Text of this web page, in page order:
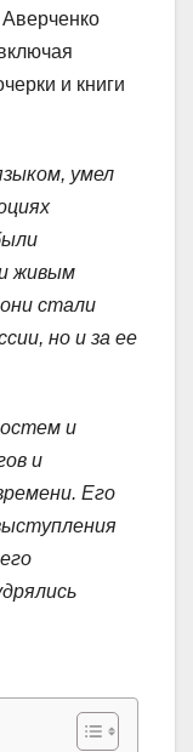
и книги
умел
живым
стали
но и за ее
и
и
Его